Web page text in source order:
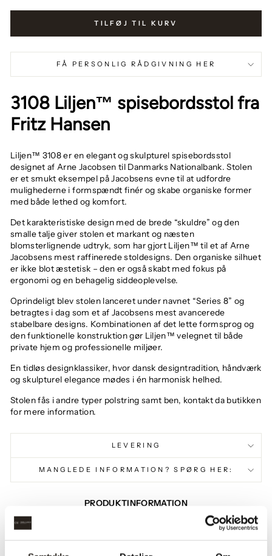
TILFØJ TIL KURV
FÅ PERSONLIG RÅDGIVNING HER
3108 Liljen™ spisebordsstol fra
Fritz Hansen
Liljen™ 3108 er en elegant og skulpturel spisebordsstol
designet afArne Jacobsen til Danmarks Nationalbank. Stolen
er et smukt eksempel på Jacobsens evne til at udfordre
mulighederne i formspændt finér og skabe organiske former
med både lethed og komfort.
Det karakteristiske design med de brede “skuldre” og den
smalle talje giver stolen et markant og næsten
blomsterlignende udtryk, som har gjort Liljen™ til et af Arne
Jacobsens mest raffinerede stoldesigns. Den organiske silhuet
er ikke blot æstetisk – den er også skabt med fokus på
ergonomi og en behagelig siddeoplevelse.
Oprindeligt blev stolen lanceret under navnet “Series 8” og
betragtes i dag som et af Jacobsens mest avancerede
stabelbare designs. Kombinationen af det lette formsprog og
den funktionelle konstruktion gør Liljen™ velegnet til både
private hjem og professionelle miljøer.
En tidløs designklassiker, hvor dansk designtradition, håndværk
og skulpturel elegance mødes i én harmonisk helhed.
Stolen fås i andre typer polstring samt ben, kontakt da butikken
for mere information.
LEVERING
MANGLEDE INFORMATION? SPØRG HER:
PRODUKTINFORMATION